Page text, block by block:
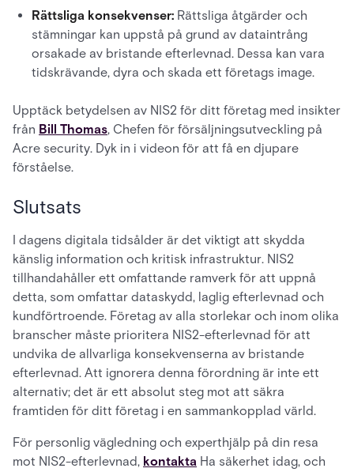
Rättsliga konsekvenser: Rättsliga åtgärder och
stämningar kan uppstå på grund av dataintrång
orsakade av bristande efterlevnad. Dessa kan vara
tidskrävande, dyra och skada ett företags image.
Upptäck betydelsen av NIS2 för ditt företag med insikter
från Bill Thomas, Chefen för försäljningsutveckling på
Acre security. Dyk in i videon för att få en djupare
förståelse.
Slutsats
I dagens digitala tidsålder är det viktigt att skydda
känslig information och kritisk infrastruktur. NIS2
tillhandahåller ett omfattande ramverk för att uppnå
detta, som omfattar dataskydd, laglig efterlevnad och
kundförtroende. Företag av alla storlekar och inom olika
branscher måste prioritera NIS2-efterlevnad för att
undvika de allvarliga konsekvenserna av bristande
efterlevnad. Att ignorera denna förordning är inte ett
alternativ; det är ett absolut steg mot att säkra
framtiden för ditt företag i en sammankopplad värld.
För personlig vägledning och experthjälp på din resa
mot NIS2-efterlevnad, kontakta Ha säkerhet idag, och